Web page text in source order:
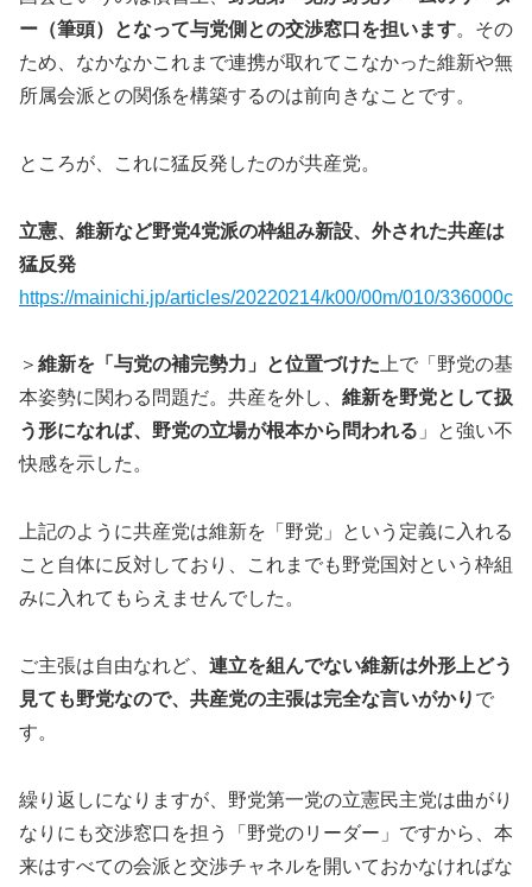
ー（筆頭）となって与党側との交渉窓口を担います。その
ため、なかなかこれまで連携が取れてこなかった維新や無
所属会派との関係を構築するのは前向きなことです。
ところが、これに猛反発したのが共産党。
立憲、維新など野党4党派の枠組み新設、外された共産は
猛反発
https://mainichi.jp/articles/20220214/k00/00m/010/336000c
＞ 維新を「与党の補完勢力」と位置づけた上で「野党の基
本姿勢に関わる問題だ。共産を外し、 維新を野党として扱
う形になれば、野党の立場が根本から問われる 」と強い不
快感を示した。
上記のように共産党は維新を「野党」という定義に入れる
こと自体に反対しており、これまでも野党国対という枠組
みに入れてもらえませんでした。
ご主張は自由なれど、 連立を組んでない維新は外形上どう
見ても野党なので、共産党の主張は完全な言いがかり で
す。
繰り返しになりますが、野党第一党の立憲民主党は曲がり
なりにも交渉窓口を担う「野党のリーダー」ですから、本
来はすべての会派と交渉チャネルを開いておかなければな